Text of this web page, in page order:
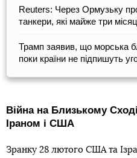
Reuters: Через Ормузьку
танкери, які майже три
Трамп заявив, що морська
поки країни не підпишуть
Війна на Близькому
Іраном і США
Зранку 28 лютого США та